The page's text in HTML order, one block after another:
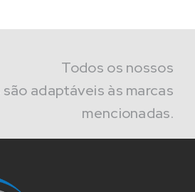
Todos os nossos
adaptáveis às marcas
mencionadas.